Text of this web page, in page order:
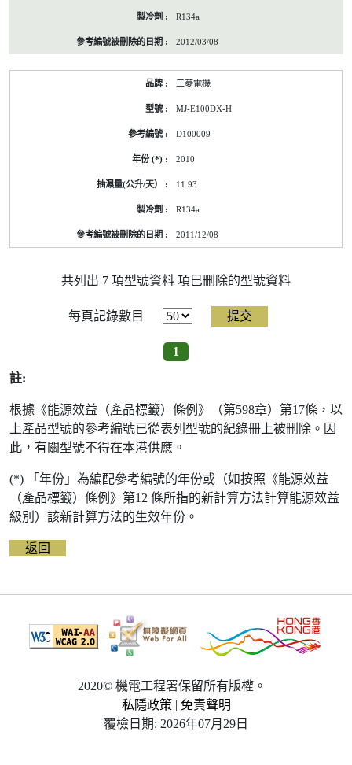
R134a
2012/03/08
三菱電機
MJ-E100DX-H
D100009
2010
11.93
R134a
2011/12/08
共列出 7 項型號資料 項巳刪除的型號資料
每頁記錄數目
1
註:
根據《能源效益（產品標籤）條例》（第598章）第17條，以
上產品型號的參考編號已從表列型號的紀錄冊上被刪除。因
此，有關型號不得在本港供應。
(*) 「年份」為編配參考編號的年份或（如按照《能源效益
（產品標籤）條例》第12 條所指的新計算方法計算能源效益
級別）該新計算方法的生效年份。
返回
2020© 機電工程署保留所有版權。
私隱政策 | 免責聲明
覆檢日期: 2026年07月29日